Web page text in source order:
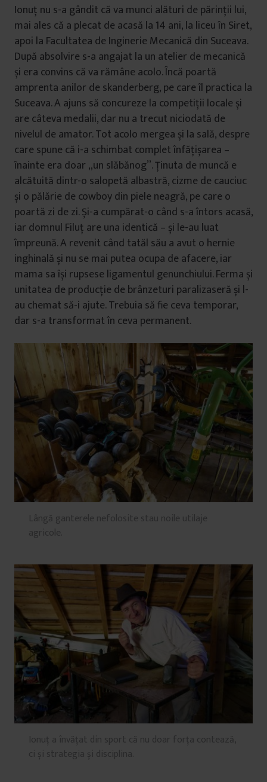
Ionuț nu s-a gândit că va munci alături de părinții lui,
mai ales că a plecat de acasă la 14 ani, la liceu în Siret,
apoi la Facultatea de Inginerie Mecanică din Suceava.
După absolvire s-a angajat la un atelier de mecanică
și era convins că va rămâne acolo. Încă poartă
amprenta anilor de skanderberg, pe care îl practica la
Suceava. A ajuns să concureze la competiții locale și
are câteva medalii, dar nu a trecut niciodată de
nivelul de amator. Tot acolo mergea și la sală, despre
care spune că i-a schimbat complet înfățișarea –
înainte era doar „un slăbănog”. Ținuta de muncă e
alcătuită dintr-o salopetă albastră, cizme de cauciuc
și o pălărie de cowboy din piele neagră, pe care o
poartă zi de zi. Și-a cumpărat-o când s-a întors acasă,
iar domnul Filuț are una identică – și le-au luat
împreună. A revenit când tatăl său a avut o hernie
inghinală și nu se mai putea ocupa de afacere, iar
mama sa își rupsese ligamentul genunchiului. Ferma și
unitatea de producție de brânzeturi paralizaseră și l-
au chemat să-i ajute. Trebuia să fie ceva temporar,
dar s-a transformat în ceva permanent.
Lângă ganterele nefolosite stau noile utilaje
agricole.
Ionuț a învățat din sport că nu doar forța contează,
ci și strategia și disciplina.